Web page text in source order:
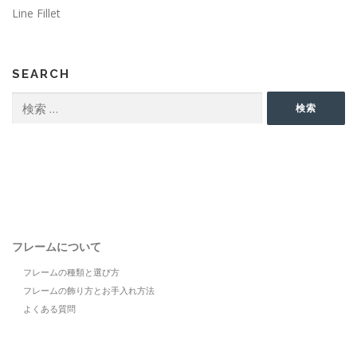
Line Fillet
SEARCH
索:
検索
フレームについて
フレームの種類と選び方
フレームの飾り方とお手入れ方法
よくある質問